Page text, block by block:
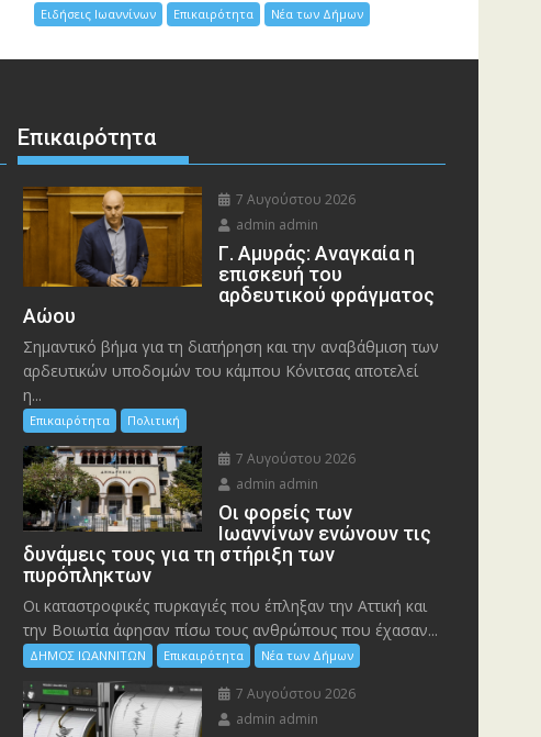
Ειδήσεις Ιωαννίνων Επικαιρότητα Νέα των Δήμων
Επικαιρότητα
7 Αυγούστου 2026
admin admin
Γ. Αμυράς: Αναγκαία η
επισκευή του
αρδευτικού φράγματος
Αώου
Σημαντικό βήμα για τη διατήρηση και την αναβάθμιση των
αρδευτικών υποδομών του κάμπου Κόνιτσας αποτελεί
η...
Επικαιρότητα Πολιτική
7 Αυγούστου 2026
admin admin
Οι φορείς των
Ιωαννίνων ενώνουν τις
δυνάμεις τους για τη στήριξη των
πυρόπληκτων
Οι καταστροφικές πυρκαγιές που έπληξαν την Αττική και
την Bοιωτία άφησαν πίσω τους ανθρώπους που έχασαν...
ΔΗΜΟΣ ΙΩΑΝΝΙΤΩΝ Επικαιρότητα Νέα των Δήμων
7 Αυγούστου 2026
admin admin